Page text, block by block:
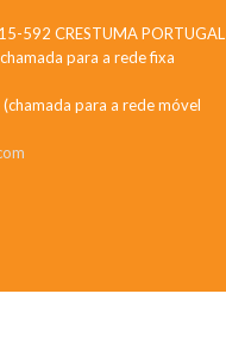
592 CRESTUMA PORTUGAL
para a rede fixa
para a rede móvel